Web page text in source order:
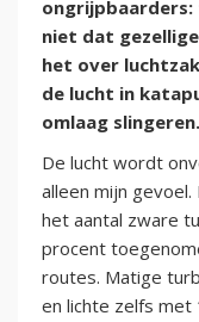
ongrijpbaarders:
niet dat
het over
de lucht in
omlaag
De lucht wordt
alleen mijn
het aantal zware
procent
routes. Matige
en lichte zelfs met